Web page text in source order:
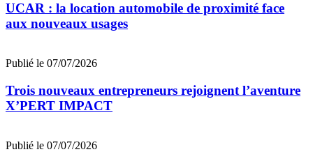
UCAR : la location automobile de proximité face
aux nouveaux usages
Publié le 07/07/2026
Trois nouveaux entrepreneurs rejoignent l’aventure
X’PERT IMPACT
Publié le 07/07/2026